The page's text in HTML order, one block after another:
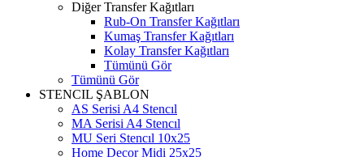
Diğer Transfer Kağıtları
Rub-On Transfer Kağıtları
Kumaş Transfer Kağıtları
Kolay Transfer Kağıtları
Tümünü Gör
Tümünü Gör
STENCIL ŞABLON
AS Serisi A4 Stencıl
MA Serisi A4 Stencıl
MU Seri Stencıl 10x25
Home Decor Midi 25x25